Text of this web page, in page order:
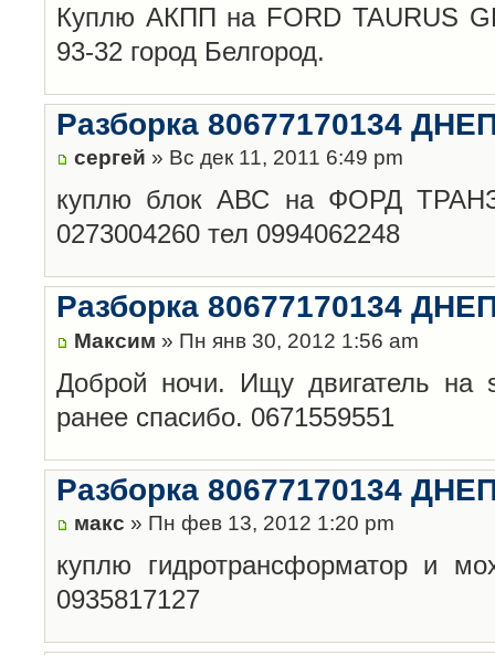
Куплю АКПП на FORD TAURUS
93-32 город Белгород.
Разборка 80677170134
сергей » Вс дек 11, 2011 6:49 pm
куплю блок АВС на ФОРД
0273004260 тел 0994062248
Разборка 80677170134
Максим » Пн янв 30, 2012 1:56 am
Доброй ночи. Ищу двигатель на
ранее спасибо. 0671559551
Разборка 80677170134
макс » Пн фев 13, 2012 1:20 pm
куплю гидротрансформатор и
0935817127